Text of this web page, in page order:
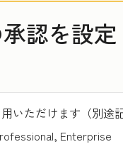
認を設定
いただけます（別途
Enterprise